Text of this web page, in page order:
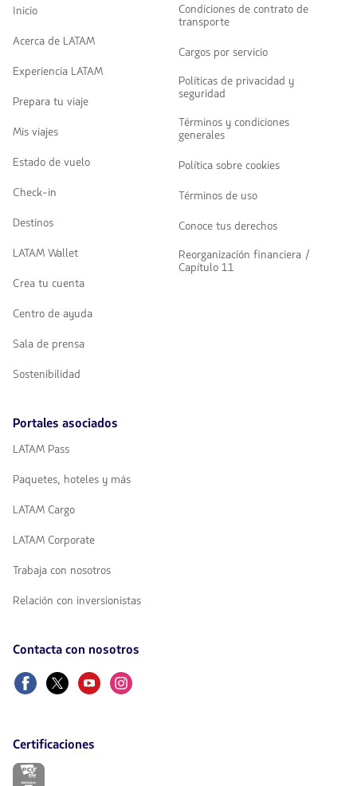
Inicio
Acerca de LATAM
Experiencia LATAM
Prepara tu viaje
Mis viajes
Estado de vuelo
Check-in
Destinos
LATAM Wallet
Crea tu cuenta
Centro de ayuda
Sala de prensa
Sostenibilidad
Condiciones de contrato de
transporte
Cargos por servicio
Políticas de privacidad y
seguridad
Términos y condiciones
generales
Política sobre cookies
Términos de uso
Conoce tus derechos
Reorganización financiera /
Capítulo 11
Portales asociados
LATAM Pass
Paquetes, hoteles y más
LATAM Cargo
LATAM Corporate
Trabaja con nosotros
Relación con inversionistas
Contacta con nosotros
FacebookTwitterYoutubeInstagram
Certificaciones
El